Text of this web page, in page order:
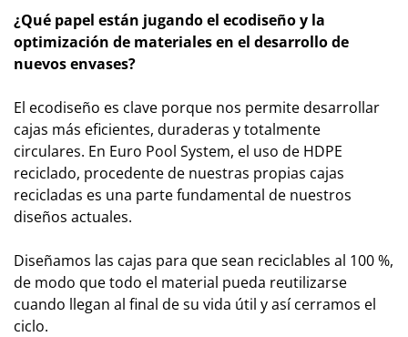
¿Qué papel están jugando el ecodiseño y la
optimización de materiales en el desarrollo de
nuevos envases?
El ecodiseño es clave porque nos permite desarrollar
cajas más eficientes, duraderas y totalmente
circulares. En Euro Pool System, el uso de HDPE
reciclado, procedente de nuestras propias cajas
recicladas es una parte fundamental de nuestros
diseños actuales.
Diseñamos las cajas para que sean reciclables al 100 %,
de modo que todo el material pueda reutilizarse
cuando llegan al final de su vida útil y así cerramos el
ciclo.